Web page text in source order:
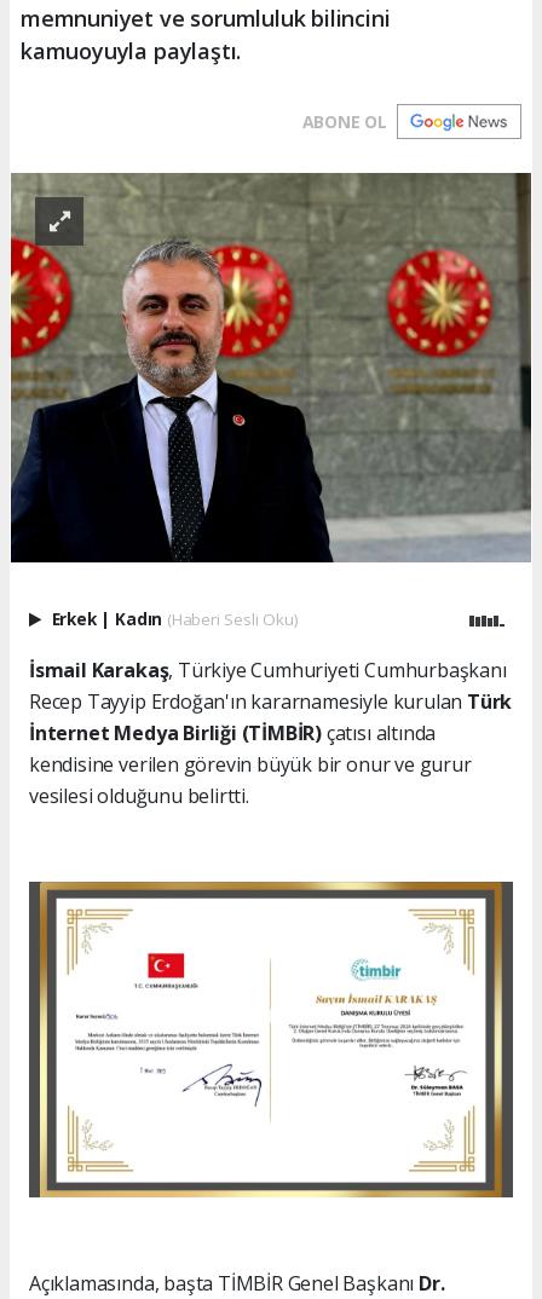
memnuniyet ve sorumluluk bilincini
kamuoyuyla paylaştı.
ABONE OL
Erkek | Kadın (Haberi Sesli Oku)
İsmail Karakaş, Türkiye Cumhuriyeti Cumhurbaşkanı
Recep Tayyip Erdoğan'ın kararnamesiyle kurulan Türk
İnternet Medya Birliği (TİMBİR)çatısı altında
kendisine verilen görevin büyük bir onur ve gurur
vesilesi olduğunu belirtti.
Açıklamasında, başta TİMBİR Genel Başkanı Dr.